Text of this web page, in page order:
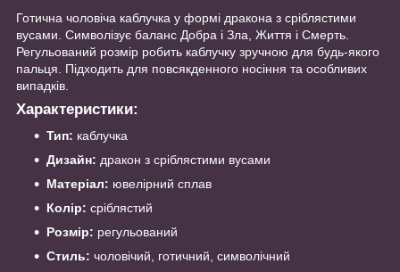
Готична чоловіча каблучка у формі дракона з сріблястими
вусами. Символізує баланс Добра і Зла, Життя і Смерть.
Регульований розмір робить каблучку зручною для будь-якого
пальця. Підходить для повсякденного носіння та особливих
випадків.
Характеристики:
Тип: каблучка
Дизайн: дракон з сріблястими вусами
Матеріал: ювелірний сплав
Колір: сріблястий
Розмір: регульований
Стиль: чоловічий, готичний, символічний